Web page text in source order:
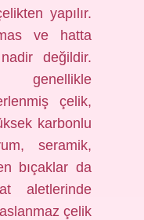
yapılır.
ve hatta
değildir.
genellikle
çelik,
karbonlu
seramik,
bıçaklar da
aletlerinde
çelik